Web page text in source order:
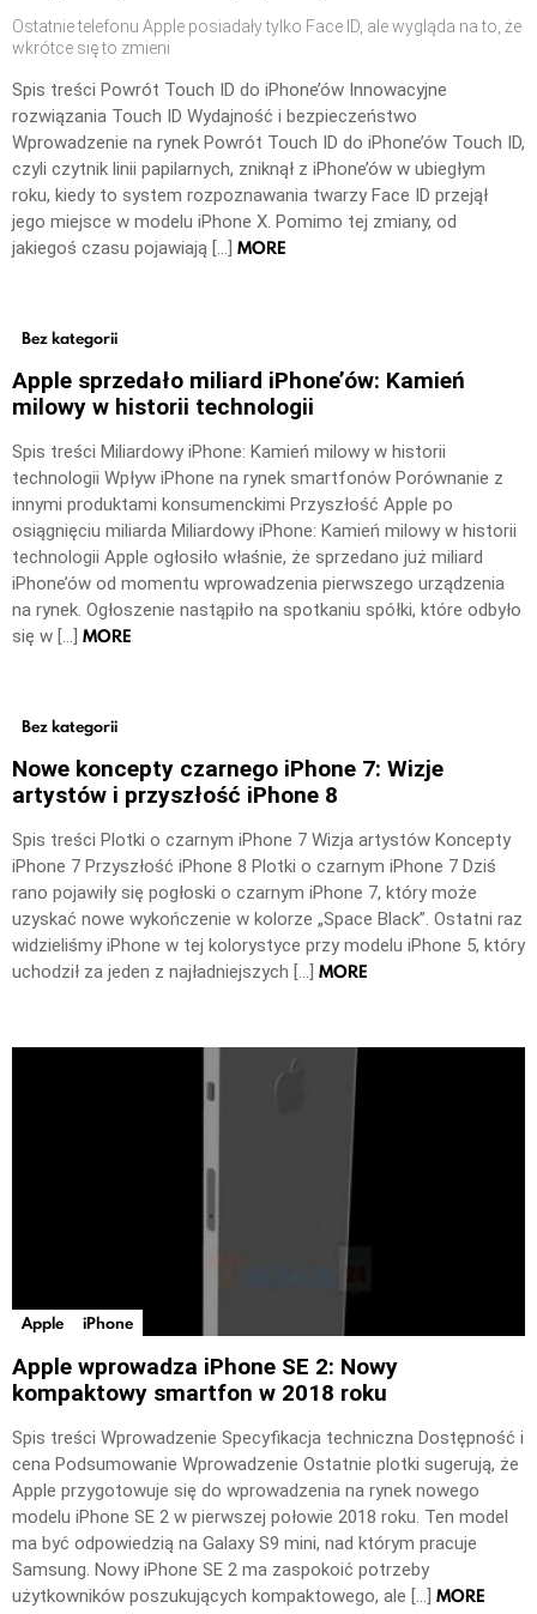
Ostatnie telefonu Apple posiadały tylko Face ID, ale wygląda na to, że
wkrótce się to zmieni
Spis treści Powrót Touch ID do iPhone’ów Innowacyjne
rozwiązania Touch ID Wydajność i bezpieczeństwo
Wprowadzenie na rynek Powrót Touch ID do iPhone’ów Touch ID,
czyli czytnik linii papilarnych, zniknął z iPhone’ów w ubiegłym
roku, kiedy to system rozpoznawania twarzy Face ID przejął
jego miejsce w modelu iPhone X. Pomimo tej zmiany, od
jakiegoś czasu pojawiają […] MORE
Bez kategorii
Apple sprzedało miliard iPhone’ów: Kamień
milowy w historii technologii
Spis treści Miliardowy iPhone: Kamień milowy w historii
technologii Wpływ iPhone na rynek smartfonów Porównanie z
innymi produktami konsumenckimi Przyszłość Apple po
osiągnięciu miliarda Miliardowy iPhone: Kamień milowy w historii
technologii Apple ogłosiło właśnie, że sprzedano już miliard
iPhone’ów od momentu wprowadzenia pierwszego urządzenia
na rynek. Ogłoszenie nastąpiło na spotkaniu spółki, które odbyło
się w […] MORE
Bez kategorii
Nowe koncepty czarnego iPhone 7: Wizje
artystów i przyszłość iPhone 8
Spis treści Plotki o czarnym iPhone 7 Wizja artystów Koncepty
iPhone 7 Przyszłość iPhone 8 Plotki o czarnym iPhone 7 Dziś
rano pojawiły się pogłoski o czarnym iPhone 7, który może
uzyskać nowe wykończenie w kolorze „Space Black”. Ostatni raz
widzieliśmy iPhone w tej kolorystyce przy modelu iPhone 5, który
uchodził za jeden z najładniejszych […] MORE
Apple iPhone
Apple wprowadza iPhone SE 2: Nowy
kompaktowy smartfon w 2018 roku
Spis treści Wprowadzenie Specyfikacja techniczna Dostępność i
cena Podsumowanie Wprowadzenie Ostatnie plotki sugerują, że
Apple przygotowuje się do wprowadzenia na rynek nowego
modelu iPhone SE 2 w pierwszej połowie 2018 roku. Ten model
ma być odpowiedzią na Galaxy S9 mini, nad którym pracuje
Samsung. Nowy iPhone SE 2 ma zaspokoić potrzeby
użytkowników poszukujących kompaktowego, ale […] MORE